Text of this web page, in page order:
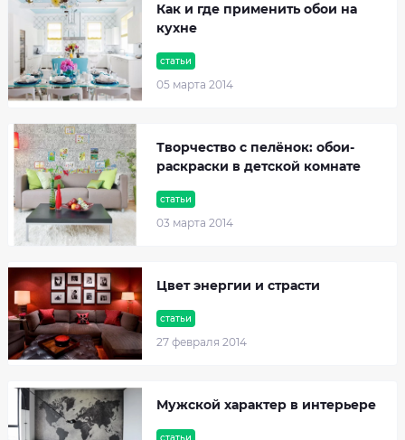
статьи
05 марта 2014
Как и где применить обои на
кухне
статьи
03 марта 2014
Творчество с пелёнок: обои-
раскраски в детской комнате
статьи
27 февраля 2014
Цвет энергии и страсти
Мужской характер в интерьере